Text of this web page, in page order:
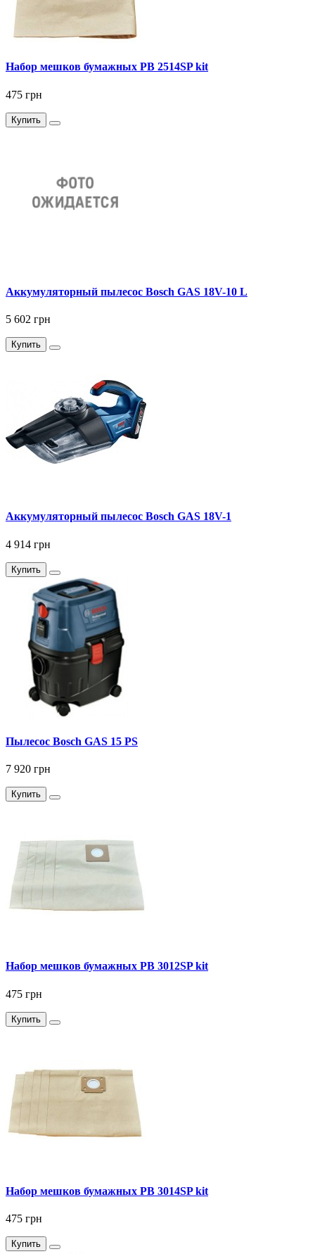
Набор мешков бумажных PB 2514SP kit
475 грн
Купить
Аккумуляторный пылесос Bosch GAS 18V-10 L
5 602 грн
Купить
Аккумуляторный пылесос Bosch GAS 18V-1
4 914 грн
Купить
Пылесос Bosch GAS 15 PS
7 920 грн
Купить
Набор мешков бумажных PB 3012SP kit
475 грн
Купить
Набор мешков бумажных PB 3014SP kit
475 грн
Купить